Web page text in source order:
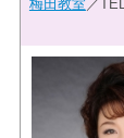
梅田教室 ／TEL